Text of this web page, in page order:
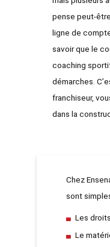
pense peut-
ligne de
savoir que le
coaching
démarches.
franchiseur,
dans la
Chez
sont
Les
Le